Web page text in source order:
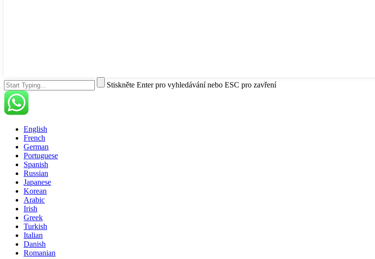
Stiskněte Enter pro vyhledávání nebo ESC pro zavření
English
French
German
Portuguese
Spanish
Russian
Japanese
Korean
Arabic
Irish
Greek
Turkish
Italian
Danish
Romanian